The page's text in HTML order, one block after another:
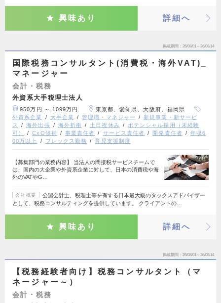
興味あり 詳細へ
掲載期間 26/08/01～26/08/14
国際税務コンサルタント(消費税・海外VAT)_
マネージャー
会計・税務
外資系大手税理士法人
950万円 ～ 1099万円
東京都、愛知県、大阪府、福岡県
外資系企業
大手企業 管理職・マネジャー
新規事業・新サービ
ス
海外出張 海外折衝 土日祝休み
ポテンシャル採用（未経験
可）
CxO候補 事業責任者 サービス責任者 開発責任者
年収6
00万以上
フレックス勤務 育児支援制度
【募集部門の業務内容】 当法人の間接税サービスチームで
は、国内の大企業や外資系企業に対して、日本の消費税や海
外のVATやG…
会社概要
公認会計士、税理士等を有する日本最大級のタックスアドバイザー
として、税務コンサルティングを提供しています。 クライアントの…
興味あり 詳細へ
掲載期間 26/08/01～26/08/14
【税務経験者向け】税務コンサルタント（マ
ネージャー～）
会計・税務